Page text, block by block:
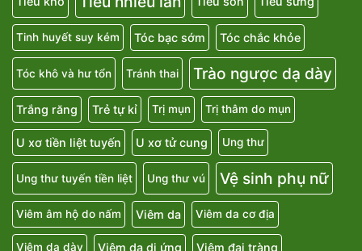
Tiểu khó Tiểu nhiều lần Tiểu són Tiêu sưng
Tinh huyết suy kém Tóc bạc sớm Tóc chắc khỏe
Tóc khô và hư tổn Tránh thai Trào ngược dạ dày
Trắng răng Trẻ tự kỉ Trị mụn Trị thâm do mụn
U xơ tiền liệt tuyến U xơ tử cung Ung thư
Ung thư tuyến tiền liệt Ung thư vú Vệ sinh phụ nữ
Viêm âm hộ do nấm Viêm da Viêm da cơ địa